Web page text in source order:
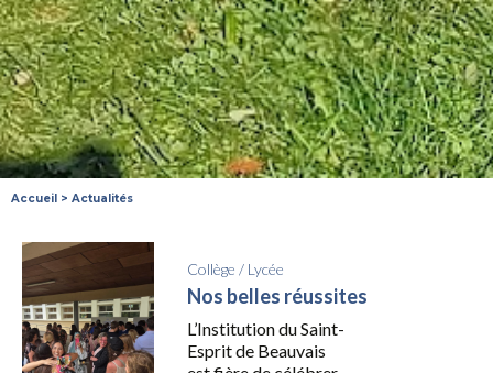
Accueil > Actualités
Collège / Lycée
Nos belles réussites
L’Institution du Saint-
Esprit de Beauvais